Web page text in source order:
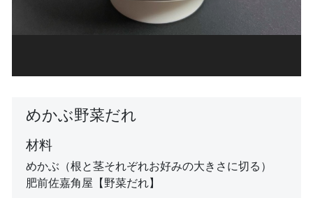
めかぶ野菜だれ
材料
めかぶ（根と茎それぞれお好みの大きさに切る）
肥前佐嘉角屋【野菜だれ】